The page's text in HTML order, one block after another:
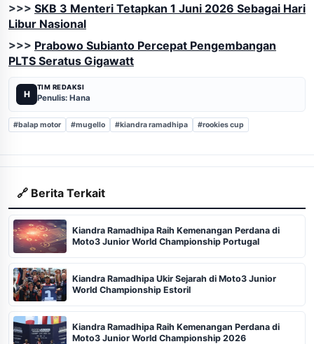
>>> SKB 3 Menteri Tetapkan 1 Juni 2026 Sebagai Hari
Libur Nasional
>>> Prabowo Subianto Percepat Pengembangan
PLTS Seratus Gigawatt
H
TIM REDAKSI
Penulis: Hana
#balap motor #mugello #kiandra ramadhipa #rookies cup
🔗 Berita Terkait
Kiandra Ramadhipa Raih Kemenangan Perdana di
Moto3 Junior World Championship Portugal
Kiandra Ramadhipa Ukir Sejarah di Moto3 Junior
World Championship Estoril
Kiandra Ramadhipa Raih Kemenangan Perdana di
Moto3 Junior World Championship 2026